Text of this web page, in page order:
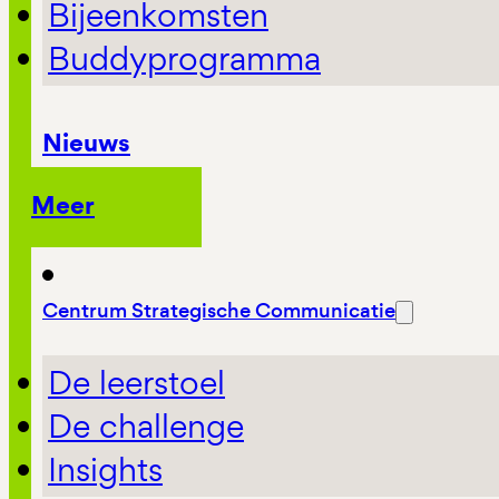
Bijeenkomsten
Buddyprogramma
Nieuws
Meer
Centrum Strategische Communicatie
De leerstoel
De challenge
Insights